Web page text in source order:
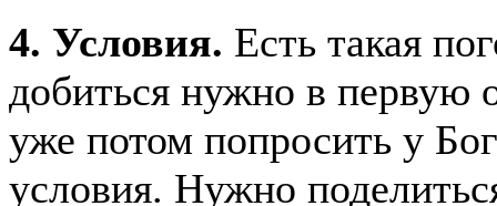
4. Условия. Есть такая
добиться нужно в первую
уже потом попросить у
условия. Нужно